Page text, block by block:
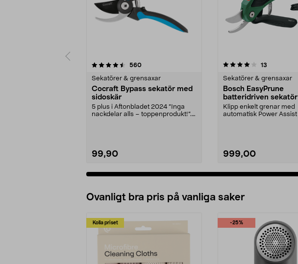
560recensioner
Sekatörer & grensaxar
Cocraft Bypass sekatör med
sidoskär
5 plus i Aftonbladet 2024 ”Inga
nackdelar alls – toppenprodukt!”.
99,90
4.0 av 5 stjärnor 13
Sekatörer & grensaxar
Bosch EasyPrune
batteridriven sekatör
bypass 3,6 V
Klipp enkelt grenar med
automatisk Power
999,00
4.5 av 5 stjärnor
Ovanligt bra pris på vanliga saker
Kolla priset -25%